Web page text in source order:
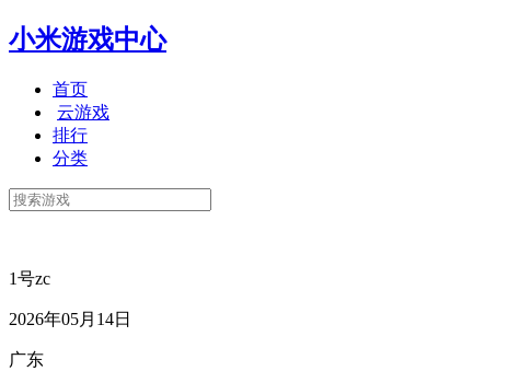
小米游戏中心
首页
云游戏
排行
分类
1号zc
2026年05月14日
广东